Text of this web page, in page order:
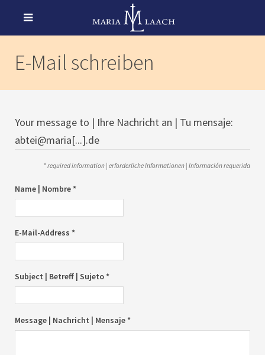
E-Mail schreiben
Your message to | Ihre Nachricht an | Tu mensaje:
abtei@maria[...].de
* required information | erforderliche Informationen | Información requerida
Name | Nombre *
E-Mail-Address *
Subject | Betreff | Sujeto *
Message | Nachricht | Mensaje *